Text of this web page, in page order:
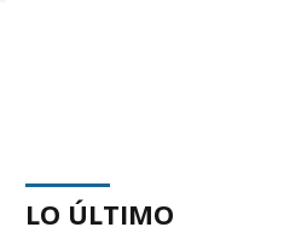
LO ÚLTIMO